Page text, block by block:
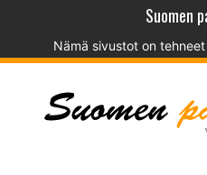
Suomen
Nämä sivustot on tehneet